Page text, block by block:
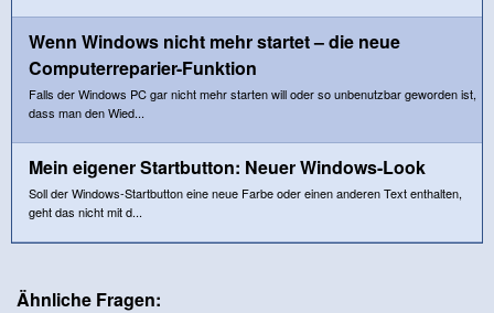
Wenn Windows nicht mehr startet – die neue
Computerreparier-Funktion
Falls der Windows PC gar nicht mehr starten will oder so unbenutzbar geworden ist,
dass man den Wied...
Mein eigener Startbutton: Neuer Windows-Look
Soll der Windows-Startbutton eine neue Farbe oder einen anderen Text enthalten,
geht das nicht mit d...
Ähnliche Fragen: